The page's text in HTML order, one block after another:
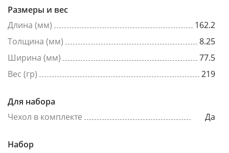
Размеры и вес
Длина (мм)
162.2
Толщина (мм)
8.25
Ширина (мм)
77.5
Вес (гр)
219
Для набора
Чехол в комплекте
Да
Набор